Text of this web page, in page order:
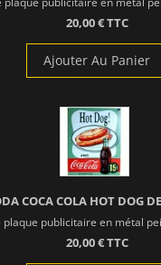
20,00 € TTC
Ajouter Au Panier
COCA COLA HOT DOG
plaque publicitaire en métal
20,00 € TTC